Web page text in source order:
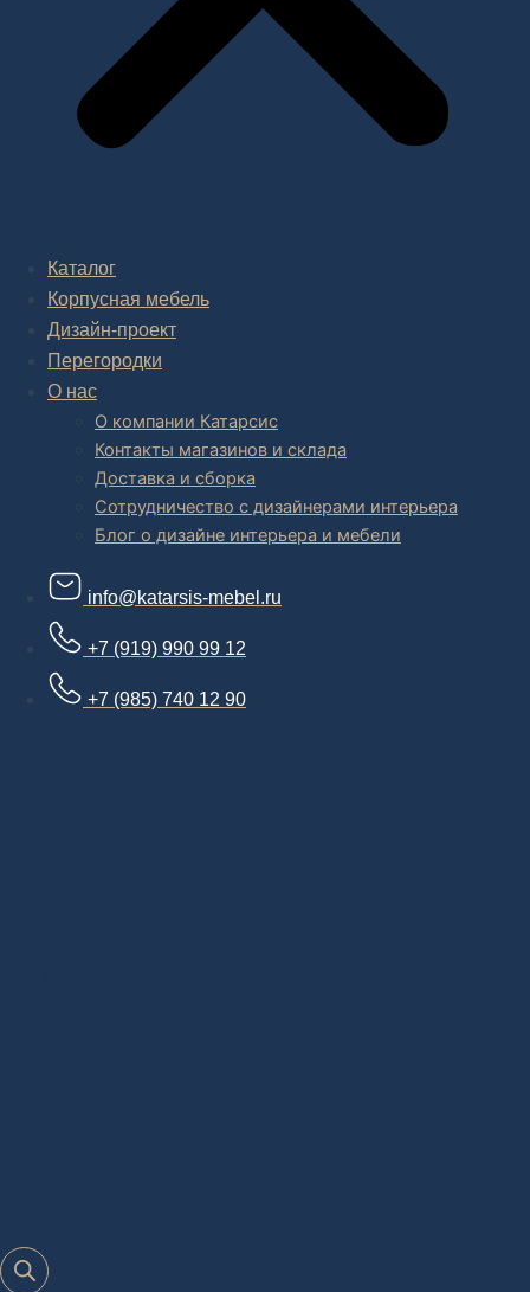
Каталог
Корпусная мебель
Дизайн-проект
Перегородки
О нас
О компании Катарсис
Контакты магазинов и склада
Доставка и сборка
Сотрудничество с дизайнерами интерьера
Блог о дизайне интерьера и мебели
info@katarsis-mebel.ru
+7 (919) 990 99 12
+7 (985) 740 12 90
дизайн проекта интерьера,
В салоне мебелииинтернет магазине дизайнерской мебели
есть и готовые товары, которые можем доставить уже сегодня, и
корпусная мебель на заказ, включая кухни.